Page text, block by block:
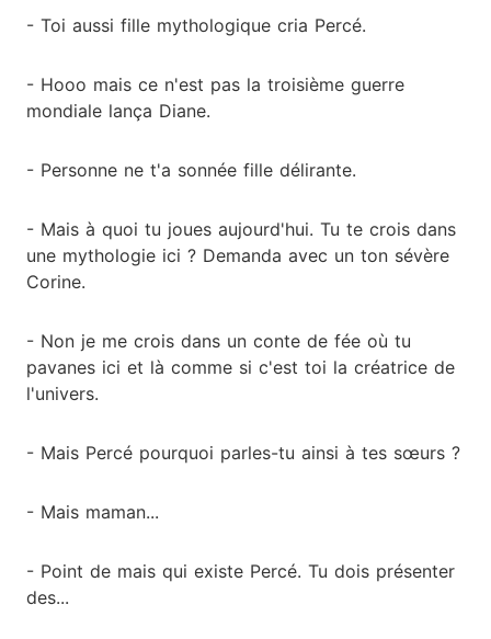
- Toi aussi fille mythologique cria Percé.
- Hooo mais ce n'est pas la troisième guerre
mondiale lança Diane.
- Personne ne t'a sonnée fille délirante.
- Mais à quoi tu joues aujourd'hui. Tu te crois dans
une mythologie ici ? Demanda avec un ton sévère
Corine.
- Non je me crois dans un conte de fée où tu
pavanes ici et là comme si c'est toi la créatrice de
l'univers.
- Mais Percé pourquoi parles-tu ainsi à tes sœurs ?
- Mais maman...
- Point de mais qui existe Percé. Tu dois présenter
des...